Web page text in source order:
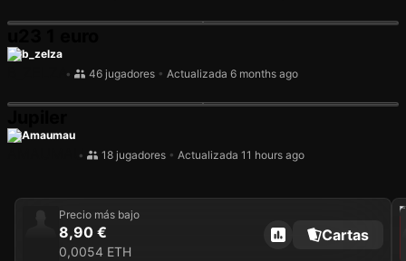
b_zelza
•
46 jugadores • Actualizada 6 months ago
Amaumau
•
18 jugadores • Actualizada 11 hours ago
Precio más bajo
8,90 €
0,0054 ETH
Cartas
2026